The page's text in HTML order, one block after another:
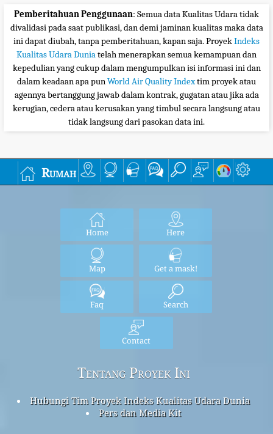
Pemberitahuan Penggunaan: Semua data Kualitas Udara tidak
divalidasi pada saat publikasi, dan demi jaminan kualitas maka data
ini dapat diubah, tanpa pemberitahuan, kapan saja. ProyekIndeks
Kualitas Udara Duniatelah menerapkan semua kemampuan dan
kepedulian yang cukup dalam mengumpulkan isi informasi ini dan
dalam keadaan apa punWorld Air Quality Indextim proyek atau
agennya bertanggung jawab dalam kontrak, gugatan atau jika ada
kerugian, cedera atau kerusakan yang timbul secara langsung atau
tidak langsung dari pasokan data ini.
Rumah
Home Here
Map Get a mask!
Faq Search
Contact
Tentang Proyek Ini
Hubungi Tim Proyek Indeks Kualitas Udara Dunia
Pers dan Media Kit